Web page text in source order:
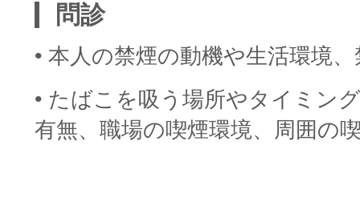
問診
• 本人の禁煙の動機や生活環境
• たばこを吸う場所やタイミン
有無、職場の喫煙環境、周囲の